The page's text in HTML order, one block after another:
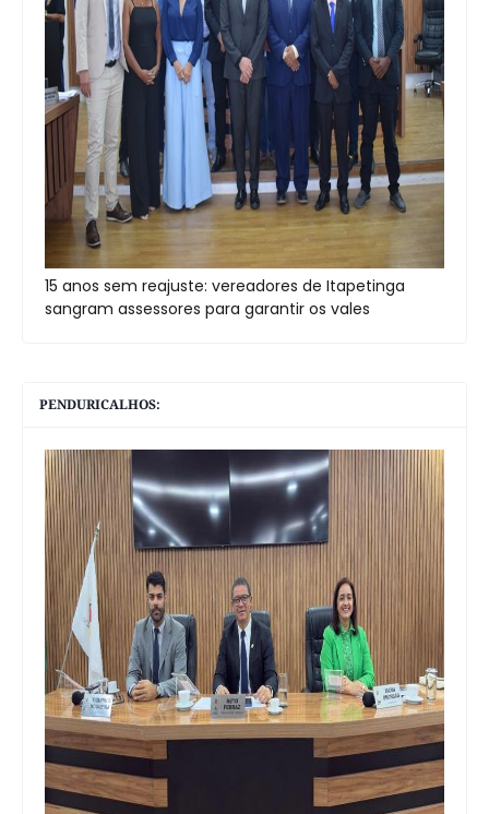
15 anos sem reajuste: vereadores de Itapetinga
sangram assessores para garantir os vales
PENDURICALHOS: